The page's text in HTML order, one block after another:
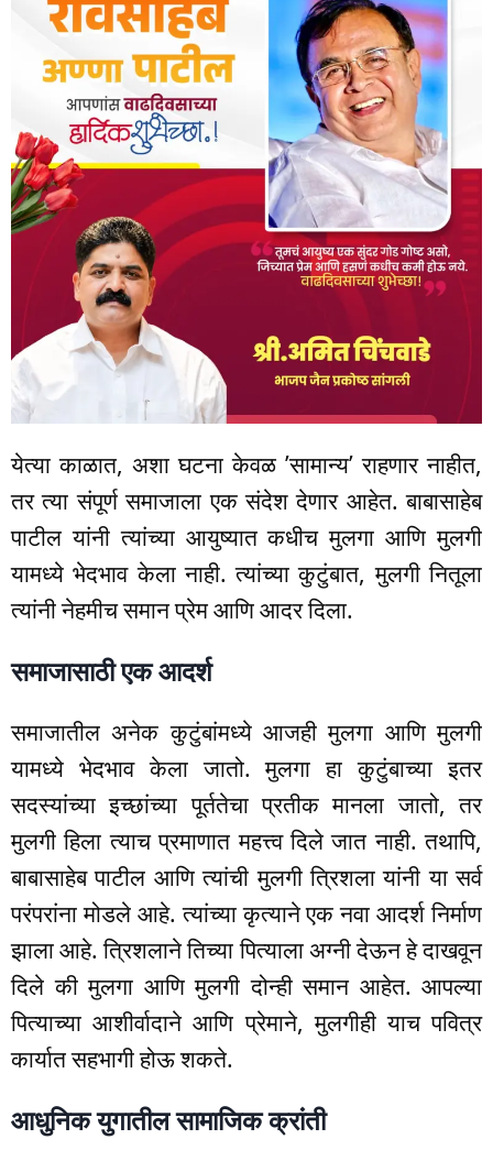
येत्या काळात, अशा घटना केवळ ’सामान्य’ राहणार नाहीत,
तर त्या संपूर्ण समाजाला एक संदेश देणार आहेत. बाबासाहेब
पाटील यांनी त्यांच्या आयुष्यात कधीच मुलगा आणि मुलगी
यामध्ये भेदभाव केला नाही. त्यांच्या कुटुंबात, मुलगी नितूला
त्यांनी नेहमीच समान प्रेम आणि आदर दिला.
समाजासाठी एक आदर्श
समाजातील अनेक कुटुंबांमध्ये आजही मुलगा आणि मुलगी
यामध्ये भेदभाव केला जातो. मुलगा हा कुटुंबाच्या इतर
सदस्यांच्या इच्छांच्या पूर्ततेचा प्रतीक मानला जातो, तर
मुलगी हिला त्याच प्रमाणात महत्त्व दिले जात नाही. तथापि,
बाबासाहेब पाटील आणि त्यांची मुलगी त्रिशला यांनी या सर्व
परंपरांना मोडले आहे. त्यांच्या कृत्याने एक नवा आदर्श निर्माण
झाला आहे. त्रिशलाने तिच्या पित्याला अग्नी देऊन हे दाखवून
दिले की मुलगा आणि मुलगी दोन्ही समान आहेत. आपल्या
पित्याच्या आशीर्वादाने आणि प्रेमाने, मुलगीही याच पवित्र
कार्यात सहभागी होऊ शकते.
आधुनिक युगातील सामाजिक क्रांती